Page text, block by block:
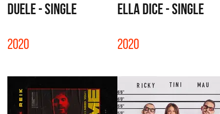
DUELE - SINGLE
2020
ELLA DICE - SINGLE
2020